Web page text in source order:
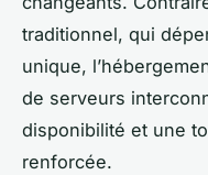
traditionnel, qui
unique,
de serveurs
disponibilité et une
renforcée.